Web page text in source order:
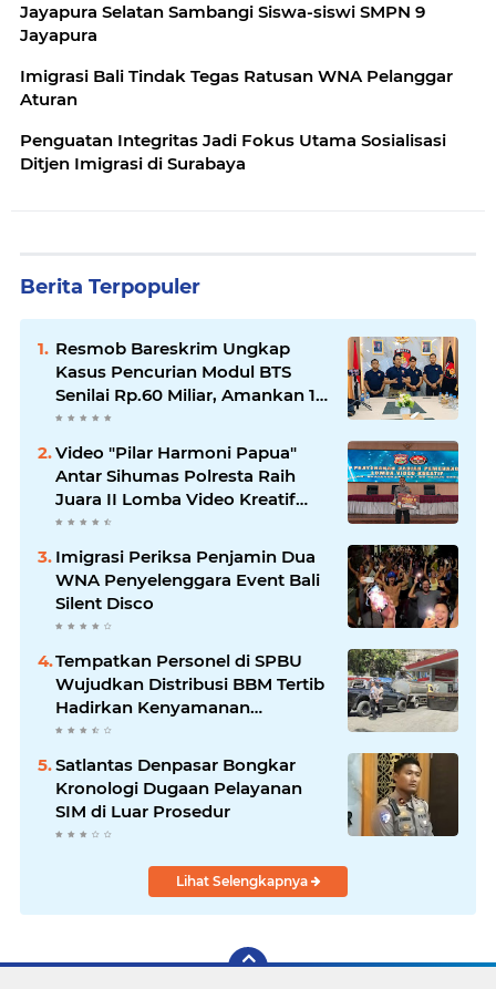
Jayapura Selatan Sambangi Siswa-siswi SMPN 9
Jayapura
Imigrasi Bali Tindak Tegas Ratusan WNA Pelanggar
Aturan
Penguatan Integritas Jadi Fokus Utama Sosialisasi
Ditjen Imigrasi di Surabaya
Berita Terpopuler
Resmob Bareskrim Ungkap
Kasus Pencurian Modul BTS
Senilai Rp.60 Miliar, Amankan 12
Tersangka
Video "Pilar Harmoni Papua"
Antar Sihumas Polresta Raih
Juara II Lomba Video Kreatif
Hari Bhayangkara ke-80
Imigrasi Periksa Penjamin Dua
WNA Penyelenggara Event Bali
Silent Disco
‎Tempatkan Personel di SPBU
Wujudkan Distribusi BBM Tertib
Hadirkan Kenyamanan
Masyarakat
Satlantas Denpasar Bongkar
Kronologi Dugaan Pelayanan
SIM di Luar Prosedur
Lihat Selengkapnya